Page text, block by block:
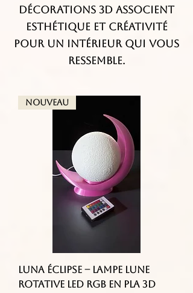
décorations 3D associent
esthétique et créativité
pour un intérieur qui vous
ressemble.
Nouveau
Luna Éclipse – Lampe Lune
Rotative LED RGB en PLA 3D